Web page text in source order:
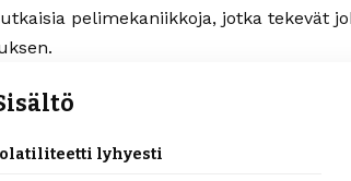
pelimekaniikkoja, jotka tekevät
lyhyesti